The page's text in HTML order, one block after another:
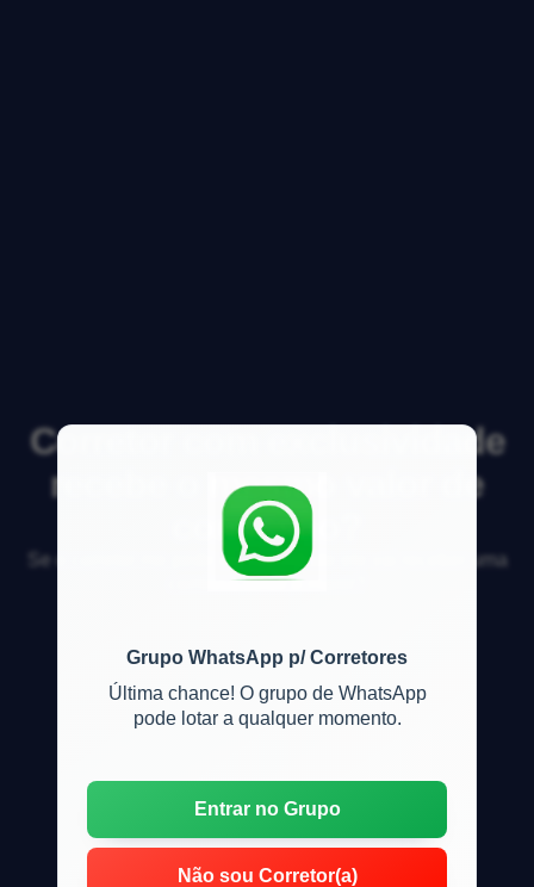
Grupo WhatsApp p/ Corretores
Última chance! O grupo de WhatsApp
pode lotar a qualquer momento.
Entrar no Grupo
Não sou Corretor(a)
Corretor com exclusividade
recebe o mesmo valor de
comissão?
Se o corretor me pedir exclusividade ele vai receber uma
comiss&atilde;o maior?